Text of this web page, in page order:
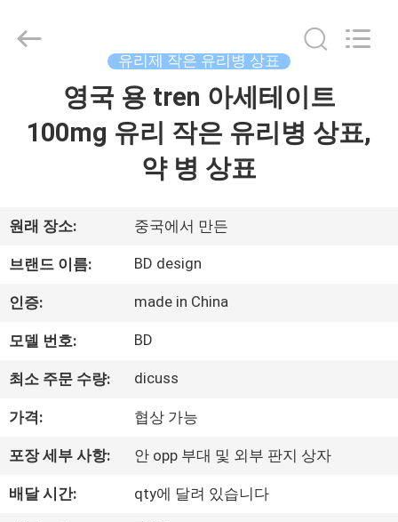
우
리
에
여
공
2017
유리제 작은 유리병 상표
영국 용 tren 아세테이트
100mg 유리 작은 유리병 상표,
약 병 상표
원래 장소: 중국에서 만든
브랜드 이름: BD design
인증: made in China
모델 번호: BD
최소 주문 수량: dicuss
가격: 협상 가능
포장 세부 사항: 안 opp 부대 및 외부 판지 상자
배달 시간: qty에 달려 있습니다